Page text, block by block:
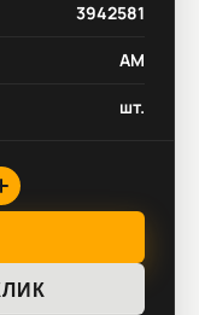
3942581
AM
шт.